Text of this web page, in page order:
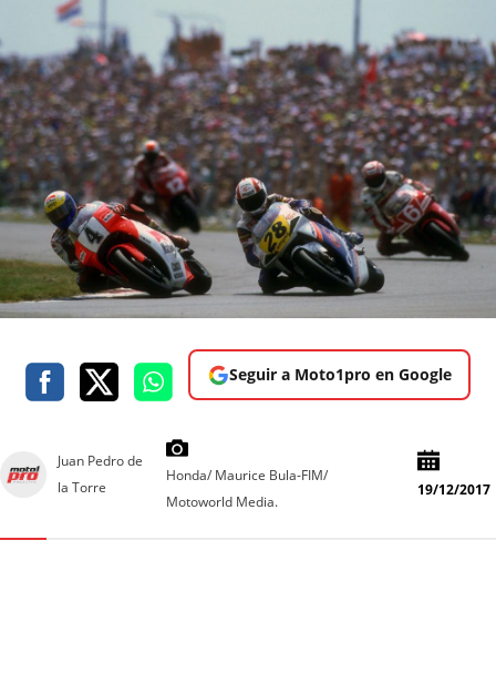
Seguir a Moto1pro en Google
Juan Pedro de
la Torre
Honda/ Maurice Bula-FIM/
Motoworld Media.
19/12/2017